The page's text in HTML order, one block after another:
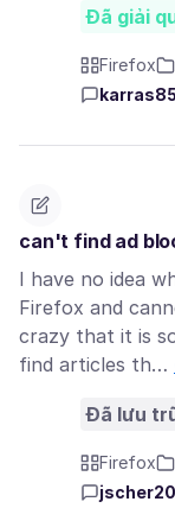
Đã giải
Firefox
karras85
can't find ad
I have no idea
Firefox and
crazy that it is
find articles th…
Đã lưu
Firefox